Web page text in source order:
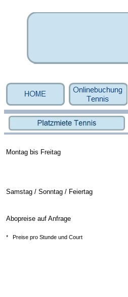
Montag bis Freitag
Samstag / Sonntag / Feiertag
Abopreise auf Anfrage
* Preise pro Stunde und Court